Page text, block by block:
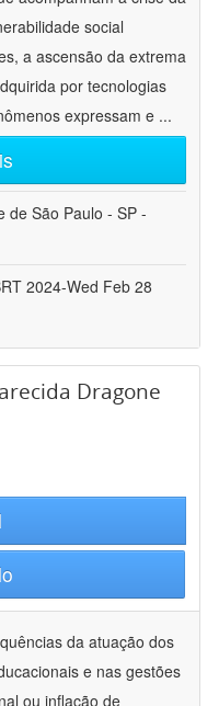
social
a ascensão da extrema
por tecnologias
expressam e ...
de São Paulo - SP -
2024-Wed Feb 28
Dragone
da atuação dos
e nas gestões
ou inflação de